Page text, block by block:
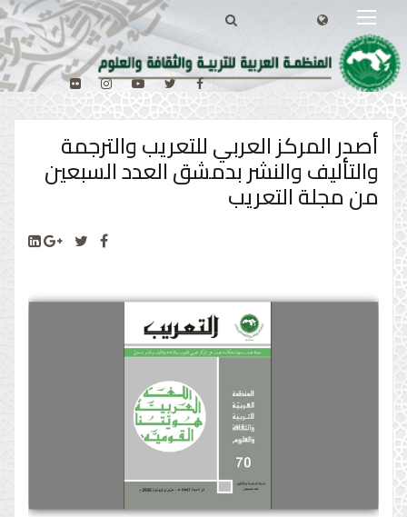
أصدر المركز العربي للتعريب والترجمة
والتأليف والنشر بدمشق العدد السبعين
من مجلة التعريب